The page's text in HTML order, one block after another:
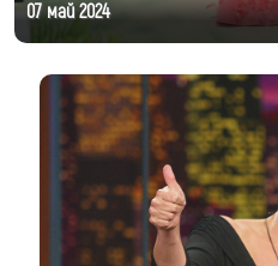
07 май 2024